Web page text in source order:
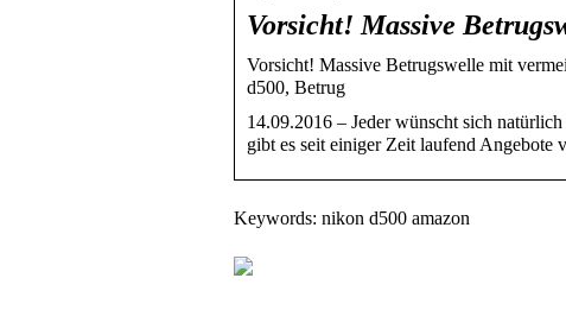
Vorsicht! Massive
Vorsicht! Massive Betrugswelle mit
d500, Betrug
14.09.2016 – Jeder wünscht sich
gibt es seit einiger Zeit laufend
Keywords: nikon d500 amazon